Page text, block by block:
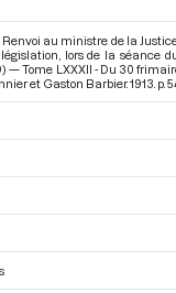
au ministre de la
lors de la séance
— Tome LXXXII - Du 30
et Gaston Barbier. 1913. p.